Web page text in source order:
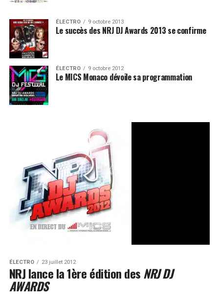
ÉLECTRO 9 octobre 2013
Le succès des NRJ DJ Awards 2013 se confirme
ÉLECTRO 9 octobre 2012
Le MICS Monaco dévoile sa programmation
ÉLECTRO 23 juillet 2012
NRJ lance la 1ère édition desNRJ DJ
AWARDS